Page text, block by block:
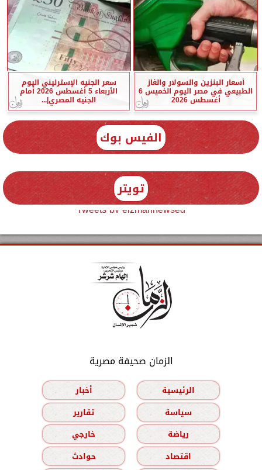
أسعار البنزين والسولار والغاز
الطبيعي في مصر اليوم الخميس 6
أغسطس 2026
سعر الجنيه الإسترليني اليوم
الأربعاء 5 أغسطس 2026 أمام
الجنيه المصري|...
الفيس بوك
تويتر
Tweets by elzmannewseg
الزمان صحيفة مصرية
الرئيسية
أخبار
سياسة
تقارير
رياضة
خارجي
اقتصاد
حوادث